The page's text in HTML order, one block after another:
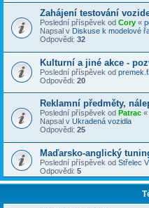
Zahájení testování
Poslední příspěvek od Cory «
Napsal v Diskuse k modelové
Odpovědi: 32
Kulturní a jiné akce -
Poslední příspěvek od
Odpovědi: 20
Reklamní předměty,
Poslední příspěvek od Patrac «
Napsal v Ukradená vozidla
Odpovědi: 25
Maďarsko-anglický
Poslední příspěvek od Střelec
Odpovědi: 5